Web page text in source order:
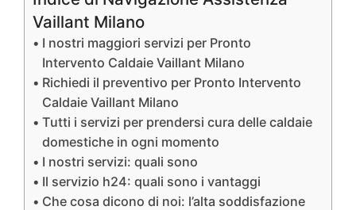
Vaillant Milano
I nostri maggiori servizi per Pronto
Intervento Caldaie Vaillant Milano
Richiedi il preventivo per Pronto Intervento
Caldaie Vaillant Milano
Tutti i servizi per prendersi cura delle caldaie
domestiche in ogni momento
I nostri servizi: quali sono
Il servizio h24: quali sono i vantaggi
Che cosa dicono di noi: l’alta soddisfazione